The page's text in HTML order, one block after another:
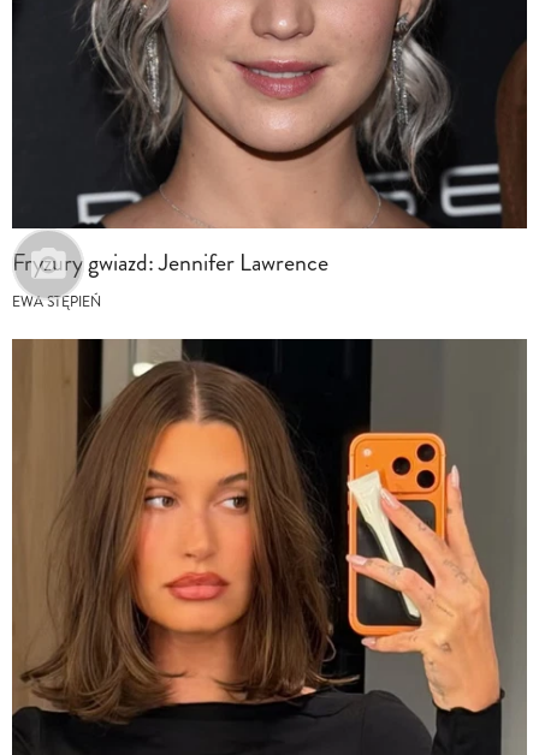
Fryzury gwiazd: Jennifer Lawrence
EWA STĘPIEŃ